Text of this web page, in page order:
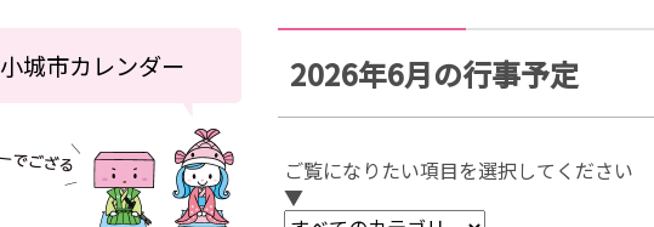
2026年6月の行事予定
ご覧になりたい項目を選択してください
▼
小城市カレンダー